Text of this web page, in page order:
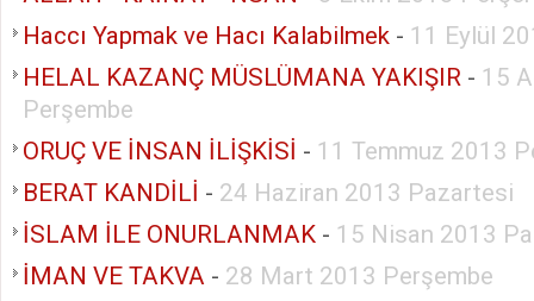
Haccı Yapmak ve Hacı Kalabilmek - 11 Eylül
HELAL KAZANÇ MÜSLÜMANA YAKIŞIR - 15
Perşembe
ORUÇ VE İNSAN İLİŞKİSİ - 11 Temmuz 2013
BERAT KANDİLİ - 24 Haziran 2013 Pazartesi
İSLAM İLE ONURLANMAK - 15 Nisan 2013
İMAN VE TAKVA - 28 Mart 2013 Perşembe